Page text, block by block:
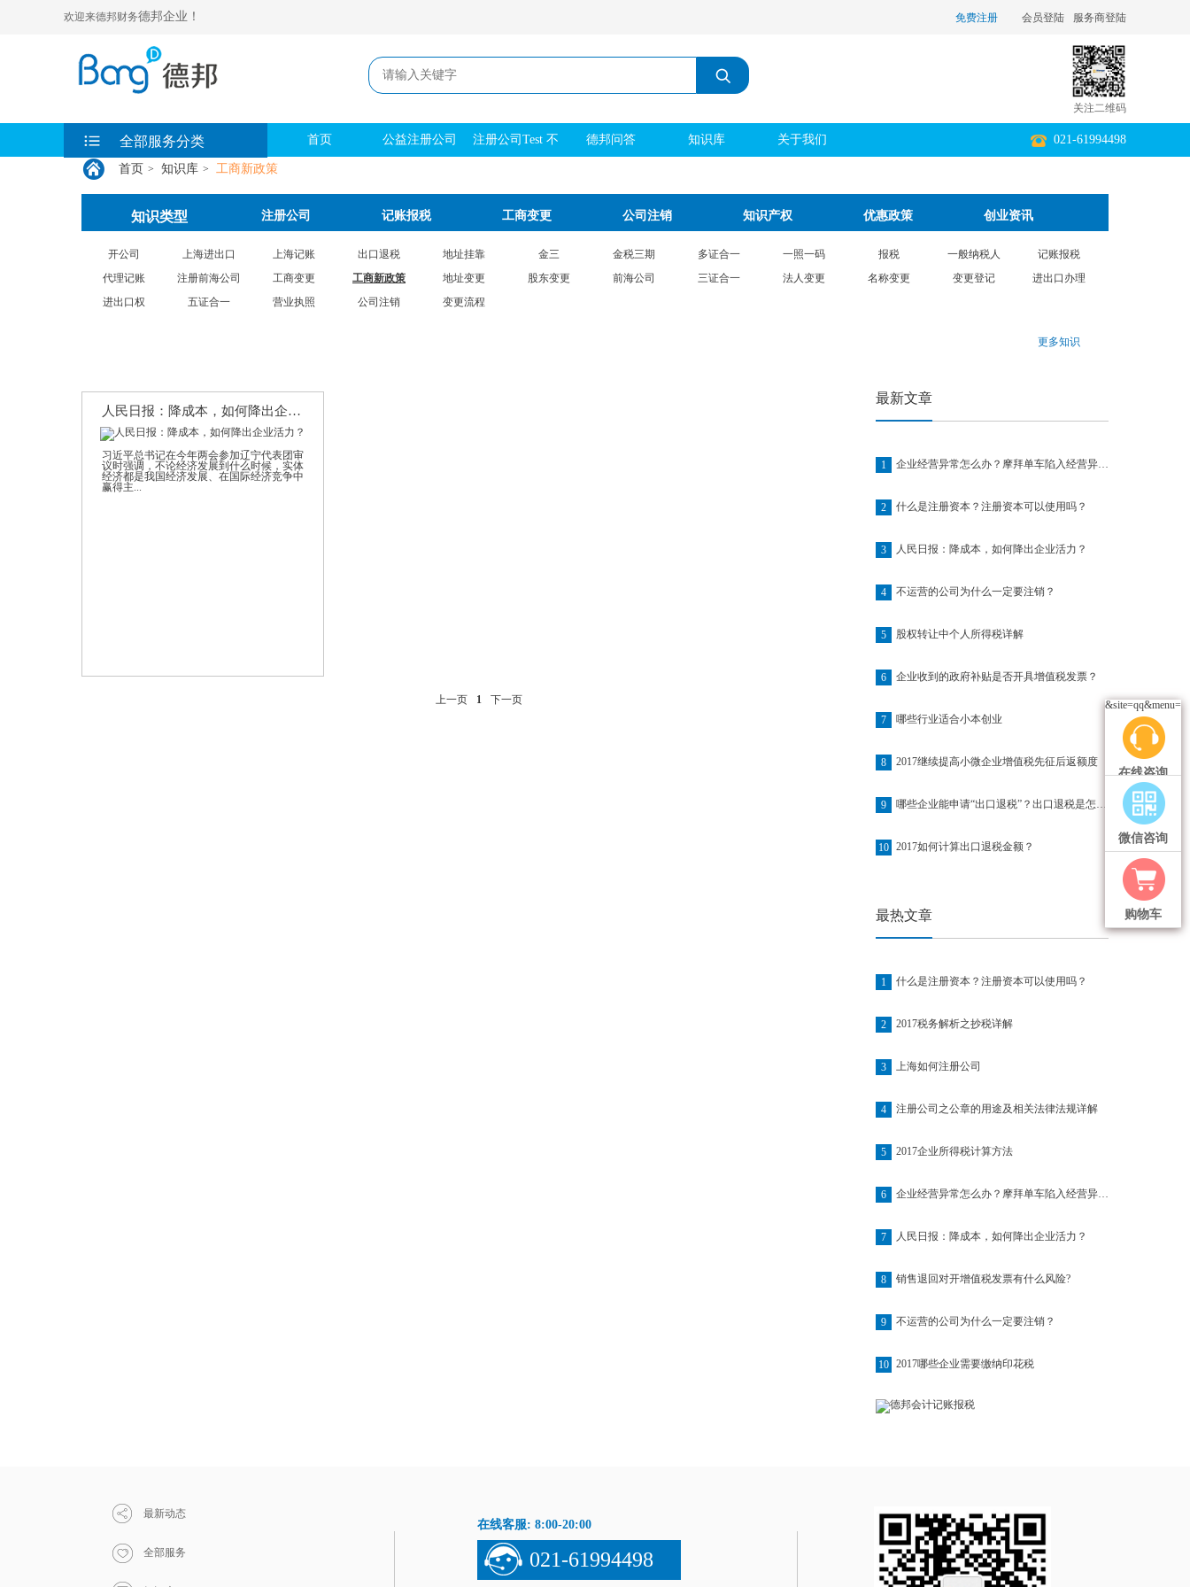
欢迎来德邦财务德邦企业！ 免费注册 会员登陆 服务商登陆
关注二维码
全部服务分类 首页 公益注册公司 注册公司Test 不 德邦问答 知识库 关于我们 021-61994498
在线咨询
微信咨询
购物车
首页 > 知识库 > 工商新政策
知识类型 注册公司 记账报税 工商变更 公司注销 知识产权 优惠政策 创业资讯
开公司 上海进出口 上海记账 出口退税 地址挂靠 金三 金税三期 多证合一 一照一码 报税 一般纳税人
记账报税
代理记账
注册前海公司 工商变更 工商新政策 地址变更 股东变更 前海公司 三证合一 法人变更 名称变更 变更登记
进出口办理
进出口权
五证合一 营业执照 公司注销 变更流程
更多知识
人民日报：降成本，如何降出企业活力？
习近平总书记在今年两会参加辽宁代表团审
议时强调，不论经济发展到什么时候，实体
经济都是我国经济发展、在国际经济竞争中
赢得主...
上一页 1 下一页
最新文章
1 企业经营异常怎么办？摩拜单车陷入经营异常名单
2 什么是注册资本？注册资本可以使用吗？
3 人民日报：降成本，如何降出企业活力？
4 不运营的公司为什么一定要注销？
5 股权转让中个人所得税详解
6 企业收到的政府补贴是否开具增值税发票？
7 哪些行业适合小本创业
8 2017继续提高小微企业增值税先征后返额度
9 哪些企业能申请“出口退税”？出口退税是怎么退的？
10 2017如何计算出口退税金额？
最热文章
1 什么是注册资本？注册资本可以使用吗？
2 2017税务解析之抄税详解
3 上海如何注册公司
4 注册公司之公章的用途及相关法律法规详解
5 2017企业所得税计算方法
6 企业经营异常怎么办？摩拜单车陷入经营异常名单
7 人民日报：降成本，如何降出企业活力？
8 销售退回对开增值税发票有什么风险?
9 不运营的公司为什么一定要注销？
10 2017哪些企业需要缴纳印花税
最新动态
全部服务
在线客服: 8:00-20:00
021-61994498